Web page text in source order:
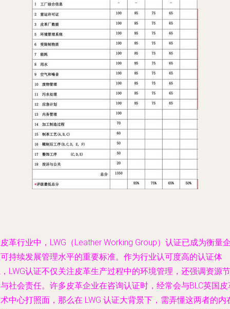
革行业中，LWG（Leather Working Group）认证已成为衡量
持续发展管理水平的重要标准。作为行业认可度高的认证体
LWG认证不仅关注皮革生产过程中的环境管理，还强调资源节
社会责任。许多皮革企业在咨询认证时，经常会与BLC英国皮
中心打照面，那么在 LWG 认证大背景下，需弄懂这两者的内